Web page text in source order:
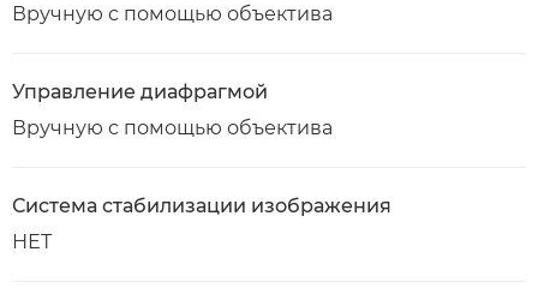
Вручную с помощью объектива
Управление диафрагмой
Вручную с помощью объектива
Система стабилизации изображения
НЕТ